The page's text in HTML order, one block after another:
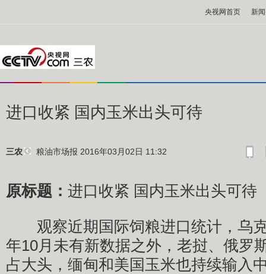
央视网首页 新闻
进口收紧 国内玉米出头可待
三农 粮油市场报 2016年03月02日 11:32
原标题： 进口收紧 国内玉米出头可待
观察近期国际饲粮进口统计，乌
年10月未有新数据之外，老挝、俄罗
占大头，缅甸和美国玉米也持续输入